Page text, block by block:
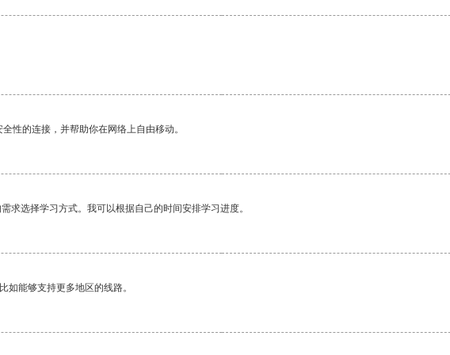
性的连接，并帮助你在网络上自由移动。
求选择学习方式。我可以根据自己的时间安排学习进度。
如能够支持更多地区的线路。